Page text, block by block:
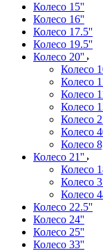
Колесо 15''
Колесо 16''
Колесо 17.5''
Колесо 19.5''
Колесо 20''
Колесо
Колесо
Колесо
Колесо
Колесо
Колесо
Колесо
Колесо 21''
Колесо
Колесо
Колесо
Колесо 22.5''
Колесо 24''
Колесо 25''
Колесо 33''